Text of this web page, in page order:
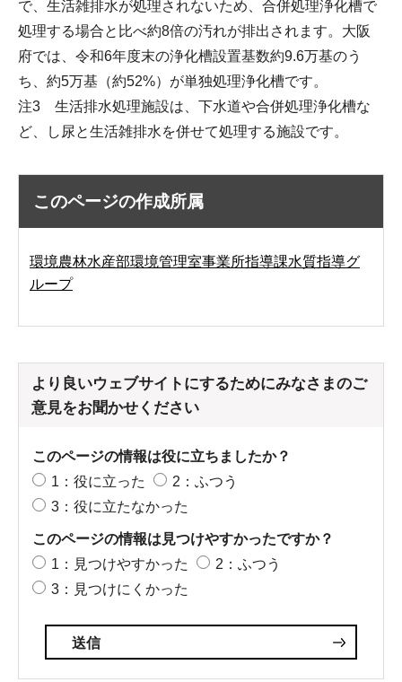
で、生活雑排水が処理されないため、合併処理浄化槽で
処理する場合と比べ約8倍の汚れが排出されます。大阪
府では、令和6年度末の浄化槽設置基数約9.6万基のう
ち、約5万基（約52%）が単独処理浄化槽です。
注3 生活排水処理施設は、下水道や合併処理浄化槽な
ど、し尿と生活雑排水を併せて処理する施設です。
このページの作成所属
環境農林水産部環境管理室事業所指導課水質指導グ
ループ
より良いウェブサイトにするためにみなさまのご
意見をお聞かせください
このページの情報は役に立ちましたか？
1：役に立った
2：ふつう
3：役に立たなかった
このページの情報は見つけやすかったですか？
1：見つけやすかった
2：ふつう
3：見つけにくかった